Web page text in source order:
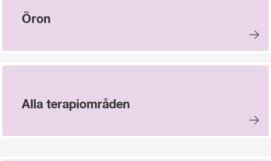
Öron
Alla terapiområden